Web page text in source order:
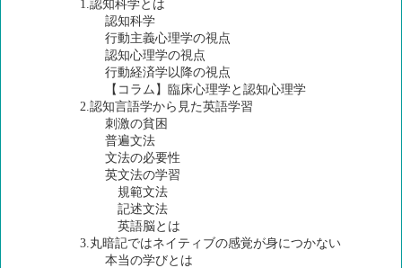
1.認知科学とは
認知科学
行動主義心理学の視点
認知心理学の視点
行動経済学以降の視点
【コラム】臨床心理学と認知心理学
2.認知言語学から見た英語学習
刺激の貧困
普遍文法
文法の必要性
英文法の学習
規範文法
記述文法
英語脳とは
3.丸暗記ではネイティブの感覚が身につかない
本当の学びとは